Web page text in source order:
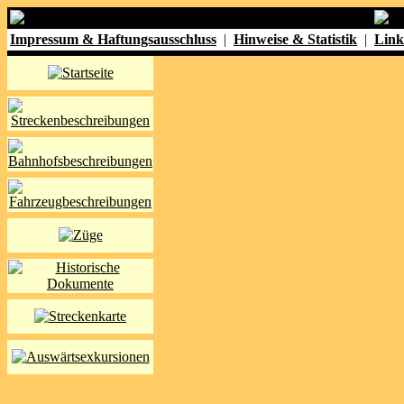
Impressum & Haftungsausschluss | Hinweise & Statistik |